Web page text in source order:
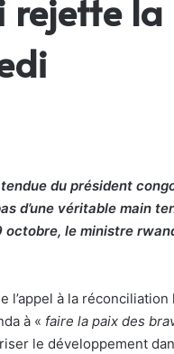
rejette
du président
d’une véritable main
le ministre
à la réconciliation
à « faire la paix des
le développement